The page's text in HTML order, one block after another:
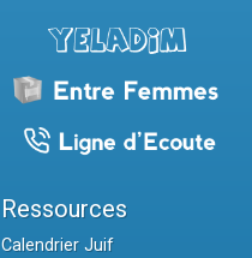
Ressources
Calendrier Juif